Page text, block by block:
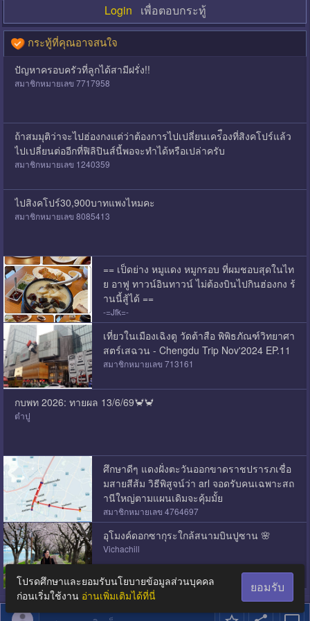
Login เพื่อตอบกระทู้
กระทู้ที่คุณอาจสนใจ
ปัญหาครอบครัวที่ลูกได้สามีฝรั่ง!!
สมาชิกหมายเลข 7717958
ถ้าสมมุติว่าจะไปฮ่องกงแต่ว่าต้องการไปเปลี่ยนเคร่ื่องที่สิงคโปร์แล้ว
ไปเปลี่ยนต่ออีกที่ฟิลิปินส์นี้พอจะทำได้หรือเปล่าครับ
สมาชิกหมายเลข 1240359
ไปสิงคโปร์30,900บาทแพงไหมคะ
สมาชิกหมายเลข 8085413
== เป็ดย่าง หมูแดง หมูกรอบ ที่ผมชอบสุดในไท
ย อาฟู ทาวน์อินทาวน์ ไม่ต้องบินไปกินฮ่องกง ร้
านนี้สู้ได้ ==
-=Jfk=-
เที่ยวในเมืองเฉิงตู วัดต้าสือ พิพิธภัณฑ์วิทยาศา
สตร์เสฉวน - Chengdu Trip Nov'2024 EP.11
สมาชิกหมายเลข 713161
กบพท 2026: ทายผล 13/6/69🦀🦀
ตำปู
ศึกษาดีๆ แดงฝั่งตะวันออกขาดราชปรารภเชื่อ
มสายสีส้ม วิธีพิสูจน์ว่า arl จอดรับคนเฉพาะสถ
านีใหญ่ตามแผนเดิมจะคุ้มมั้ย
สมาชิกหมายเลข 4764697
อุโมงค์ดอกซากุระใกล้สนามบินปูซาน 🌸
Vichachill
โปรดศึกษาและยอมรับนโยบายข้อมูลส่วนบุคคล
ก่อนเริ่มใช้งาน อ่านเพิ่มเติมได้ที่นี่
ยอมรับ